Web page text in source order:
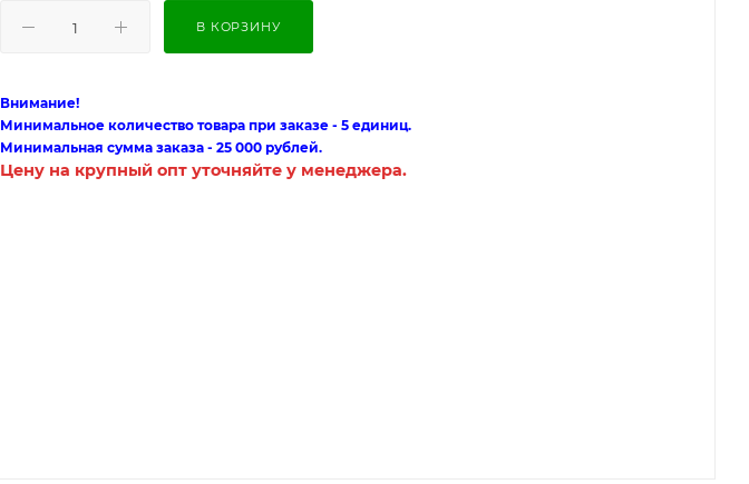
В КОРЗИНУ
Внимание!
Минимальное количество товара при заказе - 5 единиц.
Минимальная сумма заказа - 25 000 рублей.
Цену на крупный опт уточняйте у менеджера.